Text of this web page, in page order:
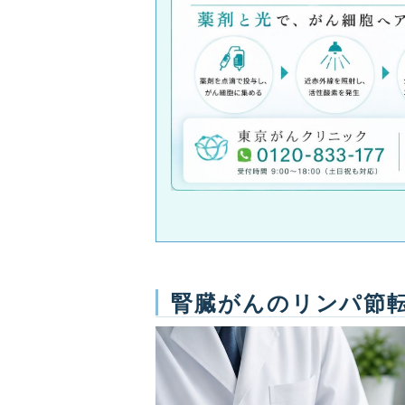
腎臓がんのリンパ節